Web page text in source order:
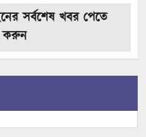
সর্বশেষ খবর পেতে
করুন